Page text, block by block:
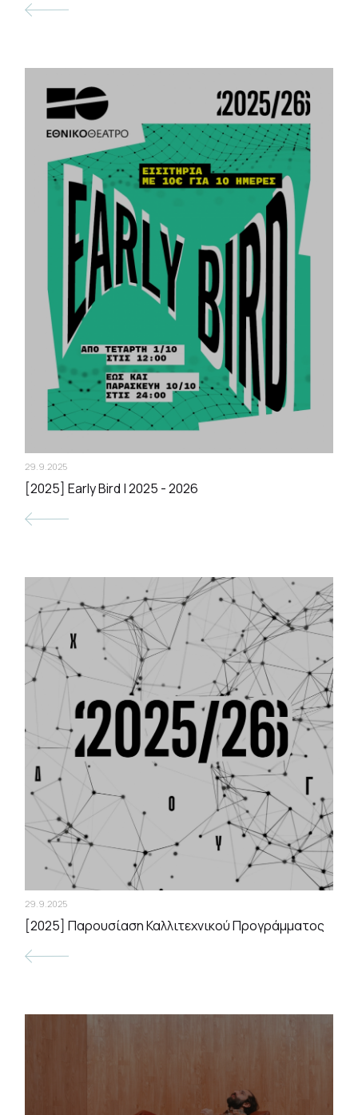
29.9.2025
[2025] Early Bird | 2025 - 2026
29.9.2025
[2025] Παρουσίαση Καλλιτεχνικού Προγράμματος